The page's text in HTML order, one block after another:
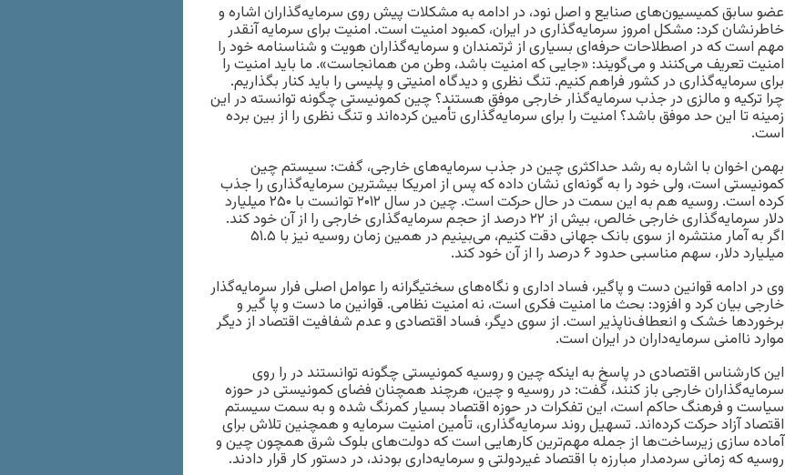
عضو سابق کمیسیون‌های صنایع و اصل نود، در ادامه به مشکلات پیش روی سرمایه‌گذاران اشاره ‌و
خاطر‌نشان کرد: مشکل امروز سرمایه‌گذاری در ایران، کمبود امنیت است. امنیت برای سرمایه آنقدر
مهم است که در اصطلاحات حرفه‌ای بسیاری از ثرتمندان و سرمایه‌گذاران هویت و شناسنامه خود را
امنیت تعریف می‌کنند و می‌گویند: «جایی که امنیت باشد، وطن من همانجاست». ما باید امنیت را
برای سرمایه‌گذاری در کشور فراهم کنیم. تنگ نظری و دیدگاه امنیتی و پلیسی را باید کنار بگذاریم.
چرا ترکیه و مالزی در جذب سرمایه‌گذار خارجی موفق هستند؟ چین کمونیستی چگونه توانسته ‌در این
زمینه تا این حد موفق باشد؟ امنیت را برای سرمایه‌گذاری تأمین کرده‌اند و تنگ نظری را از بین برده
است.
بهمن اخوان با اشاره به رشد حداکثری چین در جذب سرمایه‌های خارجی، گفت: سیستم چین
کمونیستی است، ولی خود را به گونه‌ای نشان داده که پس از امریکا بیشترین سرمایه‌گذاری را جذب
کرده است. روسیه هم به این سمت در حال حرکت است. چین در سال ۲۰۱۲ توانست با ۲۵۰ میلیارد
دلار سرمایه‌گذاری خارجی خالص، بیش از ۲۲ درصد از حجم سرمایه‌گذاری خارجی را از آن خود کند.
اگر به آمار منتشره از سوی بانک جهانی دقت کنیم، می‌بینیم در همین زمان روسیه نیز با ‌۵۱.‌‌۵
میلیارد دلار، سهم مناسبی ‌حدود ۶ درصد را از آن خود کند.
وی در ادامه قوانین دست و پاگیر، فساد اداری و نگاه‌های سختیگرانه را عوامل اصلی فرار سرمایه‌گذار
خارجی بیان کرد و افزود: بحث ما امنیت فکری است، نه امنیت نظامی. قوانین ما دست و پا گیر و
برخورد‌ها خشک و ‌انعطاف‌ناپذیر است. از سوی دیگر، فساد اقتصادی و عدم شفافیت اقتصاد از دیگر
موارد نا‌امنی سرمایه‌داران در ایران است.
این کار‌شناس اقتصادی در پاسخ به اینکه چین و روسیه کمونیستی چگونه توانستند در را ‌روی
سرمایه‌گذاران خارجی باز کنند، گفت: در روسیه و چین، هرچند همچنان فضای کمونیستی در حوزه
سیاست و فرهنگ حاکم است، ‌این تفکرات در حوزه اقتصاد بسیار کمرنگ شده ‌و به سمت سیستم
اقتصاد آزاد حرکت کرده‌اند. تسهیل روند سرمایه‌گذاری، تأمین امنیت سرمایه و همچنین تلاش برای
آماده سازی زیرساخت‌ها از جمله مهم‌ترین کارهایی است که دولت‌های بلوک شرق همچون چین و
روسیه که زمانی سردمدار مبارزه با اقتصاد غیردولتی و سرمایه‌داری بودند، در دستور کار قرار دادند.